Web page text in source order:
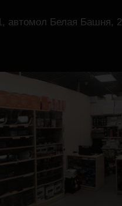
автомол Белая Башня,